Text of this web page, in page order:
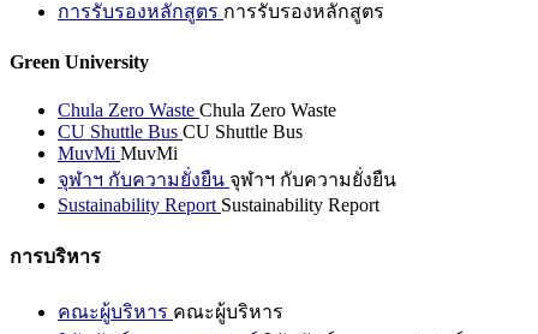
การรับรองหลักสูตร การรับรองหลักสูตร
Green University
Chula Zero Waste Chula Zero Waste
CU Shuttle Bus CU Shuttle Bus
MuvMi MuvMi
จุฬาฯ กับความยั่งยืน จุฬาฯ กับความยั่งยืน
Sustainability Report Sustainability Report
การบริหาร
คณะผู้บริหาร คณะผู้บริหาร